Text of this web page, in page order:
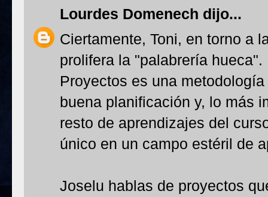
Lourdes Domenech dijo...
Ciertamente, Toni, en torno a
prolifera la "palabrería
Proyectos es una
buena planificación y, lo más
resto de aprendizajes del
único en un campo estéril de
Joselu hablas de proyectos